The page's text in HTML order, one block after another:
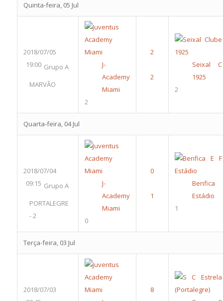
Quinta-feira, 05 Jul
2018/07/05
19:00 Grupo A
MARVÃO
J-
Academy
Miami
2
Seixal C
1925
2
Quarta-feira, 04 Jul
2018/07/04
09:15 Grupo A
PORTALEGRE
- 2
J-
Academy
Miami
0
Benfica
Estádio
1
Terça-feira, 03 Jul
2018/07/03